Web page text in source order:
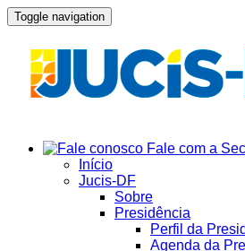
Toggle navigation
Fale com a
Início
Jucis-DF
Sobre
Presidência
Perfil da
Agenda da